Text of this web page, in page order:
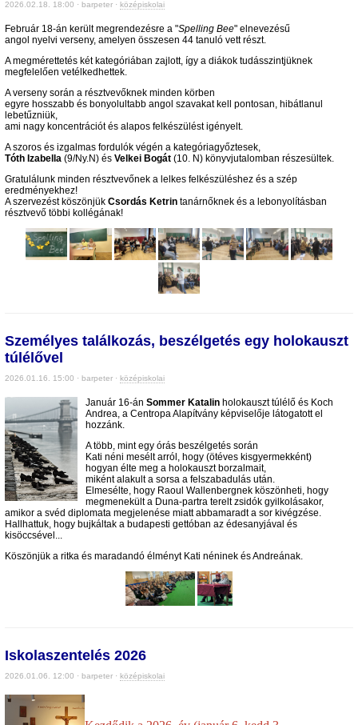
2026.02.18. 18:00 · barpeter · középiskolai
Február 18-án került megrendezésre a "Spelling Bee" elnevezésű
angol nyelvi verseny, amelyen összesen 44 tanuló vett részt.
A megmérettetés két kategóriában zajlott, így a diákok tudásszintjüknek
megfelelően vetélkedhettek.
A verseny során a résztvevőknek minden körben
egyre hosszabb és bonyolultabb angol szavakat kell pontosan, hibátlanul
lebetűzniük,
ami nagy koncentrációt és alapos felkészülést igényelt.
A szoros és izgalmas fordulók végén a kategóriagyőztesek,
Tóth Izabella (9/Ny.N) és Velkei Bogát (10. N) könyvjutalomban részesültek.
Gratulálunk minden résztvevőnek a lelkes felkészüléshez és a szép
eredményekhez!
A szervezést köszönjük Csordás Ketrin tanárnőknek és a lebonyolításban
résztvevő többi kollégának!
Személyes találkozás, beszélgetés egy holokauszt
túlélővel
2026.01.16. 15:00 · barpeter · középiskolai
Január 16-án Sommer Katalin holokauszt túlélő és Koch
Andrea, a Centropa Alapítvány képviselője látogatott el
hozzánk.
A több, mint egy órás beszélgetés során
Kati néni mesélt arról, hogy (ötéves kisgyermekként)
hogyan élte meg a holokauszt borzalmait,
miként alakult a sorsa a felszabadulás után.
Elmesélte, hogy Raoul Wallenbergnek köszönheti, hogy
megmenekült a Duna-partra terelt zsidók gyilkolásakor,
amikor a svéd diplomata megjelenése miatt abbamaradt a sor kivégzése.
Hallhattuk, hogy bujkáltak a budapesti gettóban az édesanyjával és
kisöccsével...
Köszönjük a ritka és maradandó élményt Kati néninek és Andreának.
Iskolaszentelés 2026
2026.01.06. 12:00 · barpeter · középiskolai